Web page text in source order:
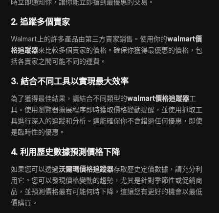
時立即通知你，讓你能立即搶到最優惠的交易。
2. 追蹤多個賣家
Walmart上的許多產品由第三方賣家銷售。使用你的walmart價
格追蹤器來比較多個賣家的價格。確保你獲得最優惠的價格，包
括各賣家之間可能不同的運費。
3. 結合不同工具以實現最大效率
為了獲得最佳結果，請結合不同類型的walmart價格追蹤器工
具。使用瀏覽器擴展程序即時獲取價格變動提醒，並使用抓取工
具進行深入的追蹤和分析。這能確保你不會錯過任何優惠，即使
是臨時性的優惠。
4. 利用歷史數據預測價格下降
如果您可以透過沃爾瑪價格追蹤器存取歷史定價數據，請充分利
用它。您可以發現價格變動的趨勢，尤其是針對季節性或促銷商
品，並預測價格最有可能何時下降。這讓您有更好的機會以最低
價購買。